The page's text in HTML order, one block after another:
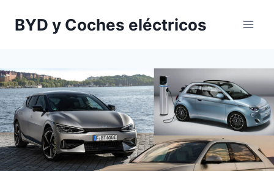
BYD y Coches eléctricos